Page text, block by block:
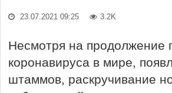
23.07.2021 09:25 3.2K
Несмотря на продолжение
коронавируса в мире,
штаммов, раскручивание